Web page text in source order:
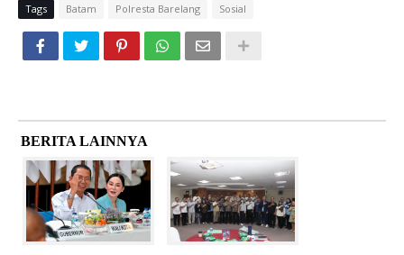
Tags Batam Polresta Barelang Sosial
BERITA LAINNYA